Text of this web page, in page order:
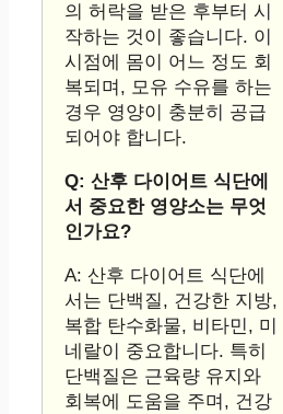
의 허락을 받은 후부터 시
작하는 것이 좋습니다. 이
시점에 몸이 어느 정도 회
복되며, 모유 수유를 하는
경우 영양이 충분히 공급
되어야 합니다.
Q: 산후 다이어트 식단에
서 중요한 영양소는 무엇
인가요?
A: 산후 다이어트 식단에
서는 단백질, 건강한 지방,
복합 탄수화물, 비타민, 미
네랄이 중요합니다. 특히
단백질은 근육량 유지와
회복에 도움을 주며, 건강